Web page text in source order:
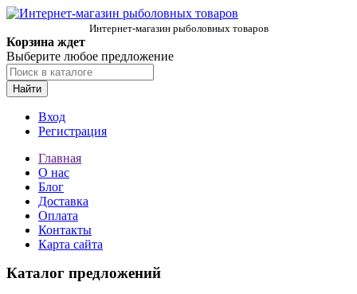
Интернет-магазин рыболовных товаров
Корзина ждет
Выберите любое предложение
Найти
Вход
Регистрация
Главная
О нас
Блог
Доставка
Оплата
Контакты
Карта сайта
Каталог предложений